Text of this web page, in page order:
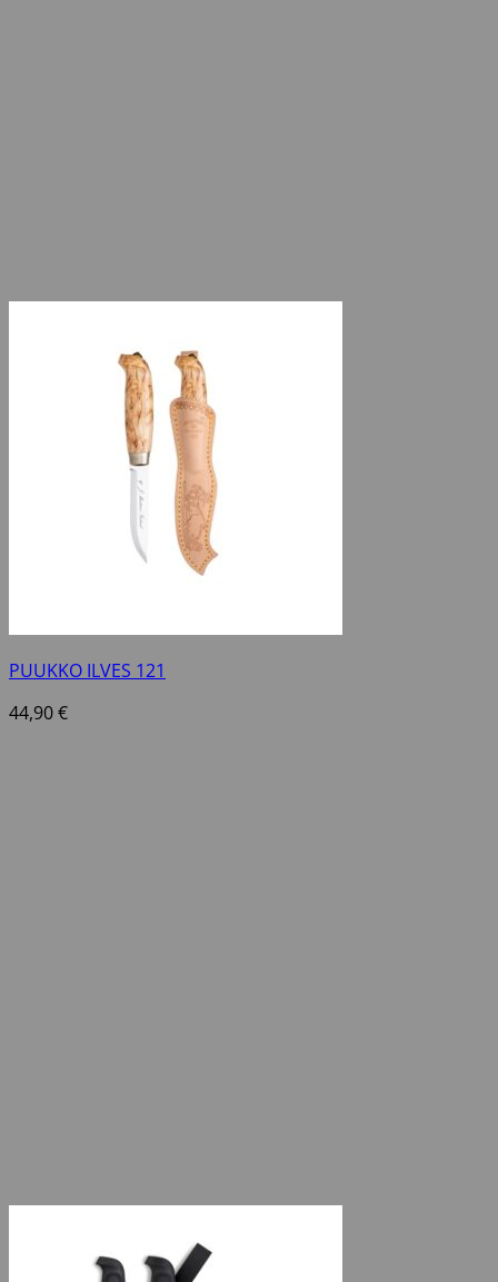
PUUKKO ILVES 121
44,90€